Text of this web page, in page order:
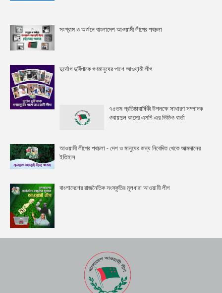
সংগ্রাম ও অর্জনে বাংলাদেশ আওয়ামী লীগের পথচলা
দুর্যোগ দুর্বিপাকে গণমানুষের পাশে আওযা়মী লীগ
৭৫তম প্রতিষ্ঠাবার্ষিকী উপলক্ষে সাধারণ সম্পাদক
ওবায়দুল কাদের এমপি-এর ভিডিও বার্তা
আওয়ামী লীগের পথচলা - দেশ ও মানুষের জন্য নিবেদিত থেকে আত্মদানের
ইতিহাস
বাংলাদেশের রাজনৈতিক সংস্কৃতির মূলধারা আওয়ামী লীগ